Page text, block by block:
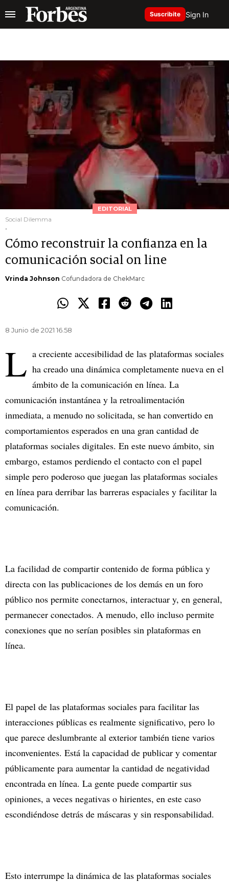
Suscribite Sign In
EDITORIAL
Social Dilemma
.
Cómo reconstruir la confianza en la
comunicación social on line
Vrinda Johnson Cofundadora de ChekMarc
8 Junio de 2021 16.58
L a creciente accesibilidad de las plataformas sociales
ha creado una dinámica completamente nueva en el
ámbito de la comunicación en línea. La
comunicación instantánea y la retroalimentación
inmediata, a menudo no solicitada, se han convertido en
comportamientos esperados en una gran cantidad de
plataformas sociales digitales. En este nuevo ámbito, sin
embargo, estamos perdiendo el contacto con el papel
simple pero poderoso que juegan las plataformas sociales
en línea para derribar las barreras espaciales y facilitar la
comunicación.
La facilidad de compartir contenido de forma pública y
directa con las publicaciones de los demás en un foro
público nos permite conectarnos, interactuar y, en general,
permanecer conectados. A menudo, ello incluso permite
conexiones que no serían posibles sin plataformas en
línea.
El papel de las plataformas sociales para facilitar las
interacciones públicas es realmente significativo, pero lo
que parece deslumbrante al exterior también tiene varios
inconvenientes. Está la capacidad de publicar y comentar
públicamente para aumentar la cantidad de negatividad
encontrada en línea. La gente puede compartir sus
opiniones, a veces negativas o hirientes, en este caso
escondiéndose detrás de máscaras y sin responsabilidad.
Esto interrumpe la dinámica de las plataformas sociales